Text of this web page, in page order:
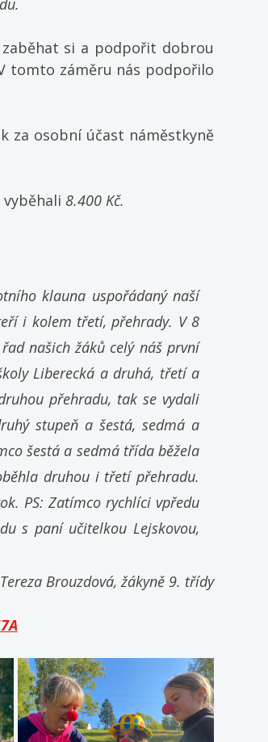
si a podpořit dobrou
tomto záměru nás podpořilo
za osobní účast náměstkyně
8.400 Kč.
klauna uspořádaný naší
i kolem třetí, přehrady. V 8
našich žáků celý náš první
Liberecká a druhá, třetí a
přehradu, tak se vydali
stupeň a šestá, sedmá a
šestá a sedmá třída běžela
druhou i třetí přehradu.
PS: Zatímco rychlíci vpředu
s paní učitelkou Lejskovou,
Brouzdová, žákyně 9. třídy